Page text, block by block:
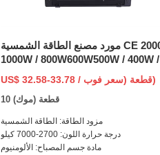
مورد مصنع الطاقة الشمسية CE 2000W /
1000W / 800W600W500W / 400W /
300W / 200W100W IP67 LED للشارع
في الهواء الطلق مقاوم للماء الكل في
واحد COB SMD Wall Flood Garden
US$ 32.58-33.78 / قطعة (سعر فوب)
10 قطعة (موك)
مزود الطاقة: الطاقة الشمسية
درجة حرارة اللون: 2700-7000 كيلو
مادة جسم المصباح: الألومنيوم